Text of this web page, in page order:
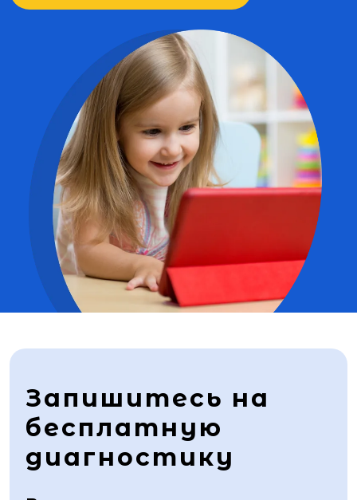
Запишитесь на
бесплатную
диагностику